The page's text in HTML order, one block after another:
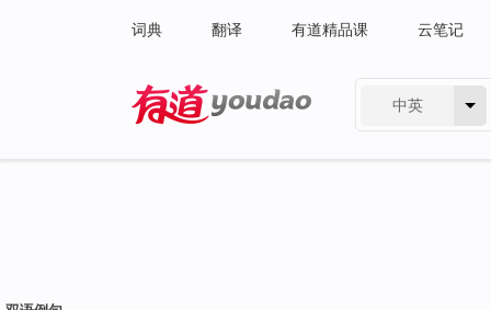
词典 翻译 有道精品课 云笔记
中英